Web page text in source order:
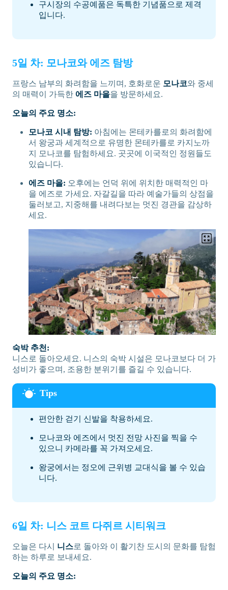
구시장의 수공예품은 독특한 기념품으로 제격
입니다.
5일 차: 모나코와 에즈 탐방
프랑스 남부의 화려함을 느끼며, 호화로운 모나코와 중세
의 매력이 가득한 에즈 마을을 방문하세요.
오늘의 주요 명소:
모나코 시내 탐방: 아침에는 몬테카를로의 화려함에
서 왕궁과 세계적으로 유명한 몬테카를로 카지노까
지 모나코를 탐험하세요. 곳곳에 이국적인 정원들도
있습니다.
에즈 마을: 오후에는 언덕 위에 위치한 매력적인 마
을 에즈로 가세요. 자갈길을 따라 예술가들의 상점을
둘러보고, 지중해를 내려다보는 멋진 경관을 감상하
세요.
숙박 추천:
니스로 돌아오세요. 니스의 숙박 시설은 모나코보다 더 가
성비가 좋으며, 조용한 분위기를 즐길 수 있습니다.
편안한 걷기 신발을 착용하세요.
모나코와 에즈에서 멋진 전망 사진을 찍을 수
있으니 카메라를 꼭 가져오세요.
왕궁에서는 정오에 근위병 교대식을 볼 수 있습
니다.
6일 차: 니스 코트 다쥐르 시티워크
오늘은 다시 니스로 돌아와 이 활기찬 도시의 문화를 탐험
하는 하루로 보내세요.
오늘의 주요 명소: